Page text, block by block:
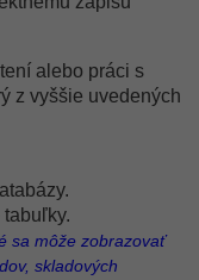
alebo práci s
z vyššie uvedených
sa môže zobrazovať
skladových